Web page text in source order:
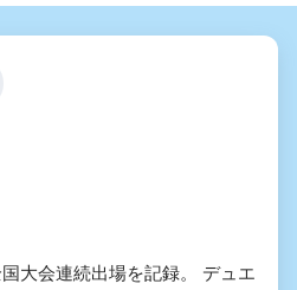
大会連続出場を記録。 デュエ